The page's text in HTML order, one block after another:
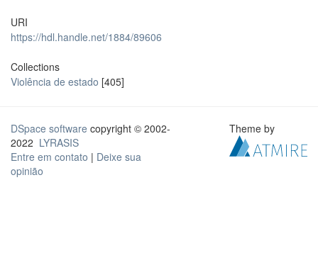
URI
https://hdl.handle.net/1884/89606
Collections
Violência de estado [405]
DSpace software copyright © 2002-
2022 LYRASIS
Entre em contato | Deixe sua
opinião
Theme by